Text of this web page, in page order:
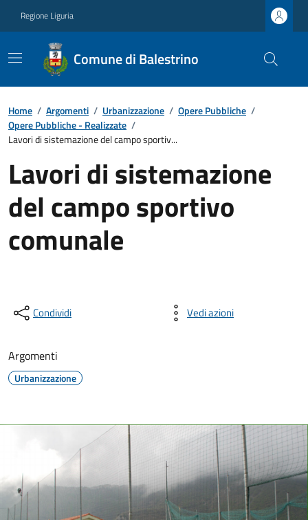
Regione Liguria
Comune di Balestrino
Home / Argomenti / Urbanizzazione / Opere Pubbliche /
Opere Pubbliche - Realizzate /
Lavori di sistemazione del campo sportiv...
Lavori di sistemazione
del campo sportivo
comunale
Condividi Vedi azioni
Argomenti
Urbanizzazione